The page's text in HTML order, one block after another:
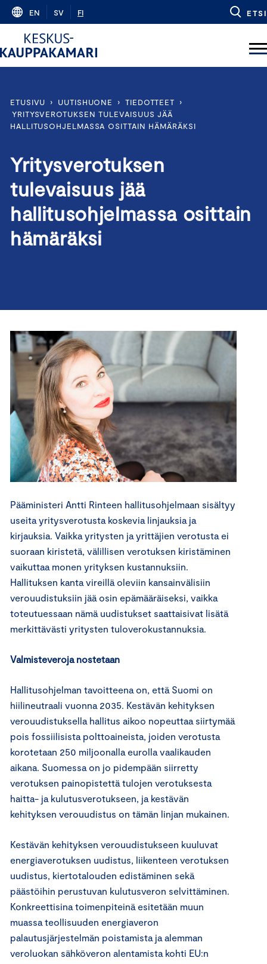
Skip
content
EN SV FI ETSI
ETUSIVU › UUTISHUONE › TIEDOTTEET
›
YRITYSVEROTUKSEN TULEVAISUUS JÄÄ
HALLITUSOHJELMASSA OSITTAIN HÄMÄRÄKSI
Yritysverotuksen
tulevaisuus jää
hallitusohjelmassa osittain
hämäräksi
Pääministeri Antti Rinteen hallitusohjelmaan sisältyy
useita yritysverotusta koskevia linjauksia ja
kirjauksia. Vaikka yritysten ja yrittäjien verotusta ei
suoraan kiristetä, välillisen verotuksen kiristäminen
vaikuttaa monen yrityksen kustannuksiin.
Hallituksen kanta vireillä oleviin kansainvälisiin
verouudistuksiin jää osin epämääräiseksi, vaikka
toteutuessaan nämä uudistukset saattaisivat lisätä
merkittävästi yritysten tuloverokustannuksia.
Valmisteveroja nostetaan
Hallitusohjelman tavoitteena on, että Suomi on
hiilineutraali vuonna 2035. Kestävän kehityksen
verouudistuksella hallitus aikoo nopeuttaa siirtymää
pois fossiilisista polttoaineista, joiden verotusta
korotetaan 250 miljoonalla eurolla vaalikauden
aikana. Suomessa on jo pidempään siirretty
verotuksen painopistettä tulojen verotuksesta
haitta- ja kulutusverotukseen, ja kestävän
kehityksen verouudistus on tämän linjan mukainen.
Kestävän kehityksen verouudistukseen kuuluvat
energiaverotuksen uudistus, liikenteen verotuksen
uudistus, kiertotalouden edistäminen sekä
päästöihin perustuvan kulutusveron selvittäminen.
Konkreettisina toimenpiteinä esitetään muun
muassa teollisuuden energiaveron
palautusjärjestelmän poistamista ja alemman
veroluokan sähköveron alentamista kohti EU:n